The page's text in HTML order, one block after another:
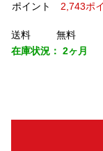
ポイント
2,743ポ
送料
無料
在庫状況： 2ヶ月